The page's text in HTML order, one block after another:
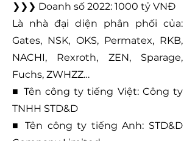
❯❯❯ Doanh số 2022: 1000 tỷ VNĐ
Là nhà đại diện phân phối của:
Gates, NSK, OKS, Permatex, RKB,
NACHI, Rexroth, ZEN, Sparage,
Fuchs, ZWHZZ…
■ Tên công ty tiếng Việt: Công ty
TNHH STD&D
■ Tên công ty tiếng Anh: STD&D